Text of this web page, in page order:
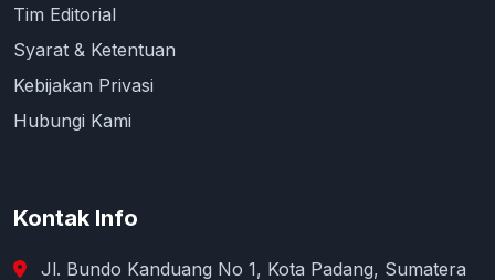
Tim Editorial
Syarat & Ketentuan
Kebijakan Privasi
Hubungi Kami
Kontak Info
Jl. Bundo Kanduang No 1, Kota Padang, Sumatera